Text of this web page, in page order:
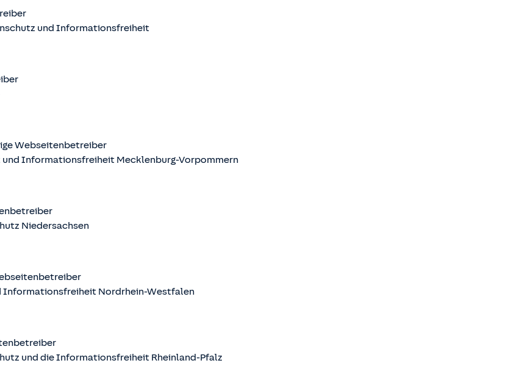
und Informationsfreiheit
Webseitenbetreiber
Informationsfreiheit Mecklenburg-Vorpommern
Niedersachsen
Informationsfreiheit Nordrhein-Westfalen
und die Informationsfreiheit Rheinland-Pfalz